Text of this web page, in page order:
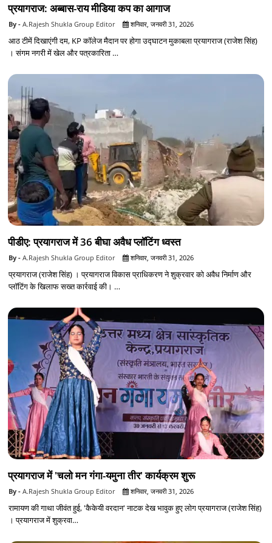
प्रयागराज: अब्बास-राय मीडिया कप का आगाज
A.Rajesh Shukla Group Editor शनिवार, जनवरी 31, 2026
आठ टीमें दिखाएंगी दम, KP कॉलेज मैदान पर होगा उद्घाटन मुकाबला प्रयागराज (राजेश सिंह)
। संगम नगरी में खेल और पत्रकारिता …
पीडीए: प्रयागराज में 36 बीघा अवैध प्लॉटिंग ध्वस्त
A.Rajesh Shukla Group Editor शनिवार, जनवरी 31, 2026
प्रयागराज (राजेश सिंह) । प्रयागराज विकास प्राधिकरण ने शुक्रवार को अवैध निर्माण और
प्लॉटिंग के खिलाफ सख्त कार्रवाई की। …
प्रयागराज में 'चलो मन गंगा-यमुना तीर' कार्यक्रम शुरू
A.Rajesh Shukla Group Editor शनिवार, जनवरी 31, 2026
रामायण की गाथा जीवंत हुई, 'कैकेयी वरदान' नाटक देख भावुक हुए लोग प्रयागराज (राजेश सिंह)
। प्रयागराज में शुक्रवा…